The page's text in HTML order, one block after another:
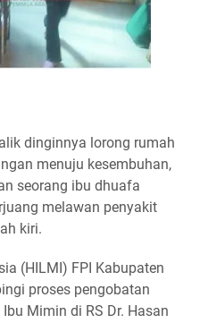
dinginnya lorong rumah
menuju kesembuhan,
seorang ibu dhuafa
melawan penyakit
kiri.
(HILMI) FPI Kabupaten
proses pengobatan
Mimin di RS Dr. Hasan